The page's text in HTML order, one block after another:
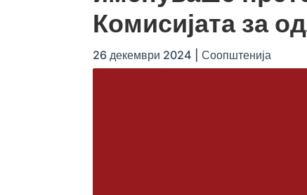
Комисијата за
26 декември 2024 Соопштенија